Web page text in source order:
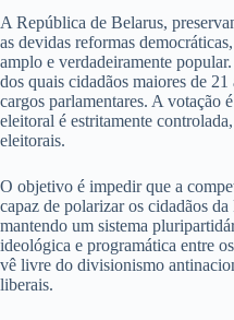
A República de Belarus,
as devidas reformas
amplo e verdadeiramente
dos quais cidadãos maiores de
cargos parlamentares. A votação
eleitoral é estritamente
eleitorais.
O objetivo é impedir que a
capaz de polarizar os cidadãos
mantendo um sistema
ideológica e programática entre
vê livre do divisionismo
liberais.